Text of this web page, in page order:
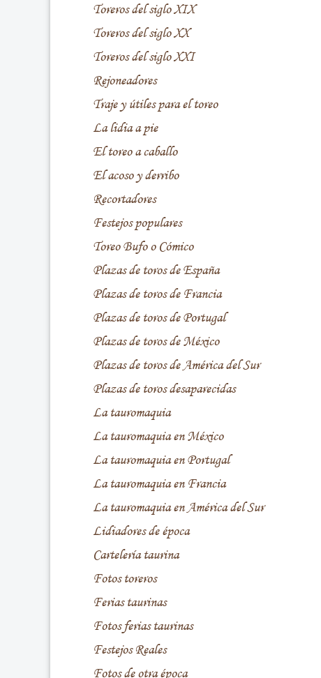
Toreros del siglo XIX
Toreros del siglo XX
Toreros del siglo XXI
Rejoneadores
Traje y útiles para el toreo
La lidia a pie
El toreo a caballo
El acoso y derribo
Recortadores
Festejos populares
Toreo Bufo o Cómico
Plazas de toros de España
Plazas de toros de Francia
Plazas de toros de Portugal
Plazas de toros de México
Plazas de toros de América del Sur
Plazas de toros desaparecidas
La tauromaquia
La tauromaquia en México
La tauromaquia en Portugal
La tauromaquia en Francia
La tauromaquia en América del Sur
Lidiadores de época
Cartelería taurina
Fotos toreros
Ferias taurinas
Fotos ferias taurinas
Festejos Reales
Fotos de otra época